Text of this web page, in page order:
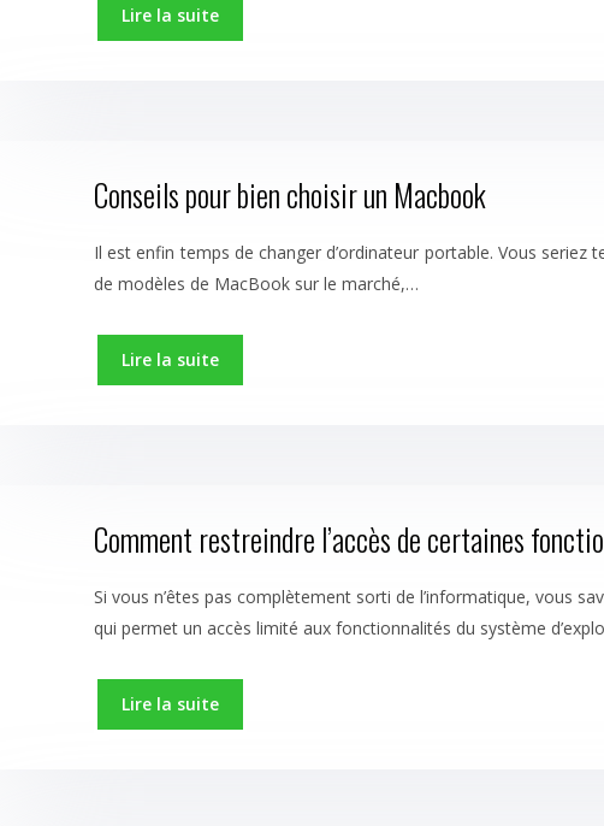
Lire la suite
Conseils pour bien choisir un Macbook
Il est enfin temps de changer d’ordinateur portable. Vous
de modèles de MacBook sur le marché,…
Lire la suite
Comment restreindre l’accès de certaines
Si vous n’êtes pas complètement sorti de l’informatique, vous
qui permet un accès limité aux fonctionnalités du système
Lire la suite